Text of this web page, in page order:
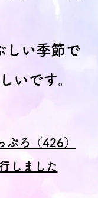
しい季節で
いです。
ろ（426）
しました